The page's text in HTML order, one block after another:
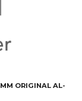
ORIGINAL AL-